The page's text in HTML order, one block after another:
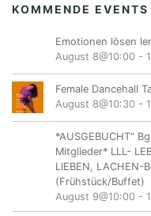
KOMMENDE EVENTS
Emotionen lösen
August 8@10:00 -
Female Dancehall
August 8@10:30 -
*AUSGEBUCHT“
Mitglieder* LLL-
LIEBEN, LACHEN-
(Frühstück/Buffet)
August 9@10:00 -